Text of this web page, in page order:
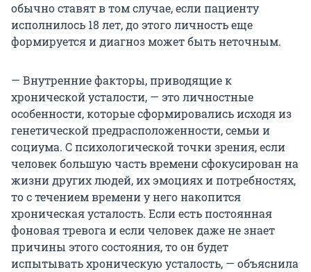
обычно ставят в том случае, если пациенту
исполнилось 18 лет, до этого личность еще
формируется и диагноз может быть неточным.
— Внутренние факторы, приводящие к
хронической усталости, — это личностные
особенности, которые сформировались исходя из
генетической предрасположенности, семьи и
социума. С психологической точки зрения, если
человек большую часть времени сфокусирован на
жизни других людей, их эмоциях и потребностях,
то с течением времени у него накопится
хроническая усталость. Если есть постоянная
фоновая тревога и если человек даже не знает
причины этого состояния, то он будет
испытывать хроническую усталость, — объяснила